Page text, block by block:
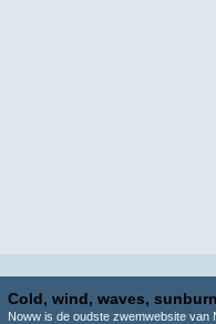
Cold, wind, waves,
Noww is de oudste zwemwebsite van